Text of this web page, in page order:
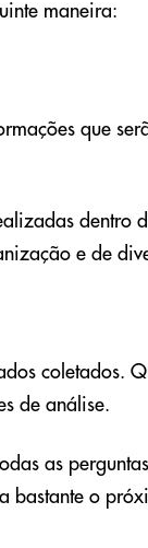
maneira:
que
dentro
e de
coletados.
de análise.
as
o